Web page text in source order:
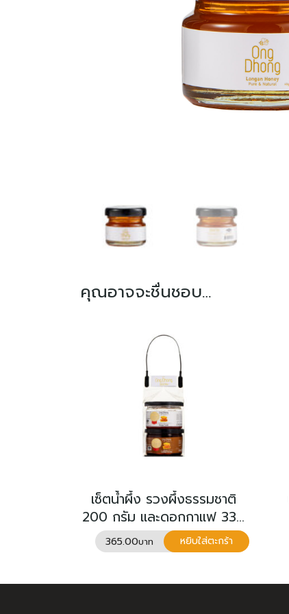
คุณอาจจะชื่นชอบ…
เซ็ตน้ำผึ้ง รวงผึ้งธรรมชาติ
200 กรัม และดอกกาแฟ 330
กรัม
365.00 หยิบใส่ตะกร้า